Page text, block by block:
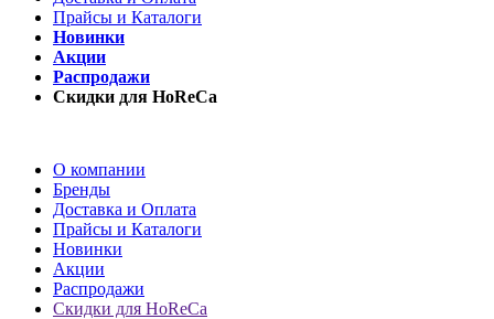
Прайсы и Каталоги
Новинки
Акции
Распродажи
Скидки для HoReCa
О компании
Бренды
Доставка и Оплата
Прайсы и Каталоги
Новинки
Акции
Распродажи
Скидки для HoReCa